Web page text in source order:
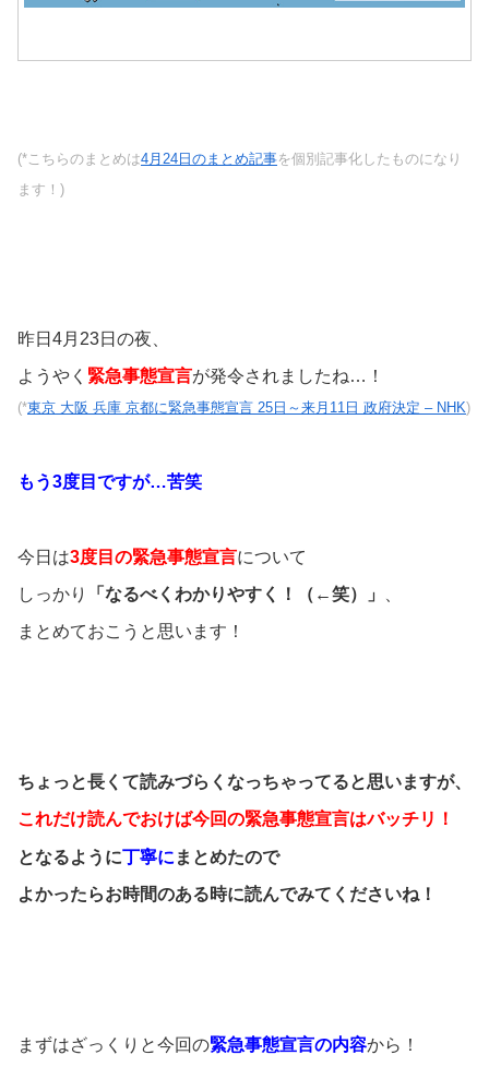
(*こちらのまとめは4月24日のまとめ記事を個別記事化したものになり
ます！)
昨日4月23日の夜、
ようやく 緊急事態宣言が発令されましたね…！
(*東京 大阪 兵庫 京都に緊急事態宣言 25日～来月11日 政府決定 – NHK)
もう3度目ですが…苦笑
今日は3度目の緊急事態宣言について
しっかり 「なるべくわかりやすく！（←笑）」
まとめておこうと思います！
ちょっと長くて読みづらくなっちゃってると思いますが、
これだけ読んでおけば今回の緊急事態宣言はバッチリ！
となるように丁寧に まとめたので
よかったらお時間のある時に読んでみてくださいね！
まずはざっくりと今回の緊急事態宣言の内容から！